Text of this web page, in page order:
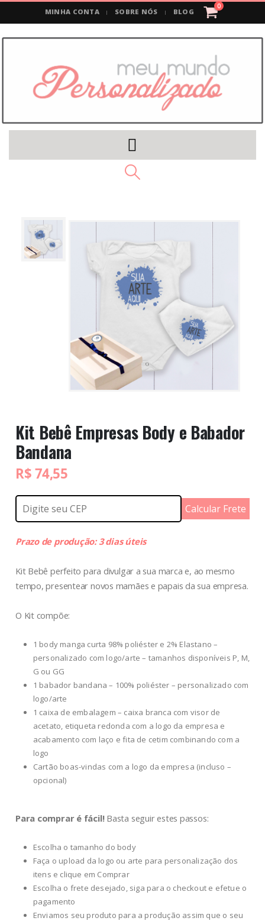
MINHA CONTA SOBRE NÓS BLOG
0
Kit Bebê Empresas Body e Babador
Bandana
R$74,55
Calcular Frete
Prazo de produção: 3 dias úteis
Kit Bebê perfeito para divulgar a sua marca e, ao mesmo
tempo, presentear novos mamães e papais da sua empresa.
O Kit compõe:
1 body manga curta 98% poliéster e 2% Elastano –
personalizado com logo/arte – tamanhos disponíveis P, M,
G ou GG
1 babador bandana – 100% poliéster – personalizado com
logo/arte
1 caixa de embalagem – caixa branca com visor de
acetato, etiqueta redonda com a logo da empresa e
acabamento com laço e fita de cetim combinando com a
logo
Cartão boas-vindas com a logo da empresa (incluso –
opcional)
Para comprar é fácil!Basta seguir estes passos:
Escolha o tamanho do body
Faça o upload da logo ou arte para personalização dos
itens e clique em Comprar
Escolha o frete desejado, siga para o checkout e efetue o
pagamento
Enviamos seu produto para a produção assim que o seu